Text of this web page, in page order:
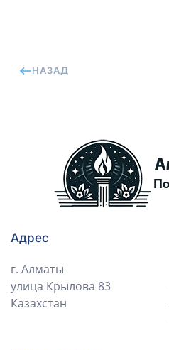
НАЗАД
Адрес
г. Алматы
улица Крылова 83
Казахстан